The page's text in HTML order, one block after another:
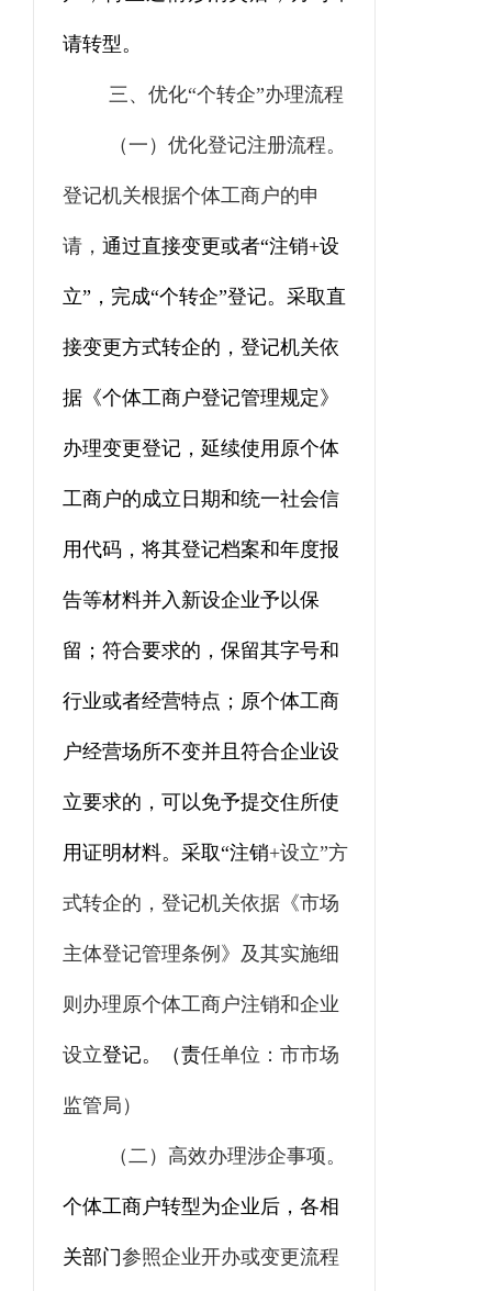
请转型。
三、优化“个转企”办理流程
（一）优化登记注册流程。
登记机关根据个体工商户的申
请， 通过直接变更或者“注销+设
立”，完成“个转企”登记。采取直
接变更方式转企的， 登记机关依
据《个体工商户登记管理规定》
办理变更登记，延续使用原个体
工商户的成立日期和统一社会信
用代码，将其登记档案和年度报
告等材料并入新设企业予以保
留；符合要求的，保留其字号和
行业或者经营特点；原个体工商
户经营场所不变并且符合企业设
立要求的，可以免予提交住所使
用证明材料。采取“注销+设立”方
式转企的， 登记机关依据《市场
主体登记管理条例》及其实施细
则办理原个体工商户注销和企业
设立登记。 （责任单位：市市场
监管局）
（二） 高效办理涉企事项。
个体工商户转型为企业后，各相
关部门参照企业开办或变更流程